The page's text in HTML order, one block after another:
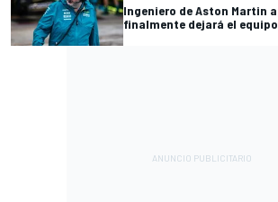
Ingeniero de Aston Martin
finalmente dejará el equipo